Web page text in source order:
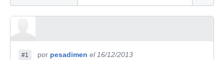
#1 por pesadimen el 16/12/2013